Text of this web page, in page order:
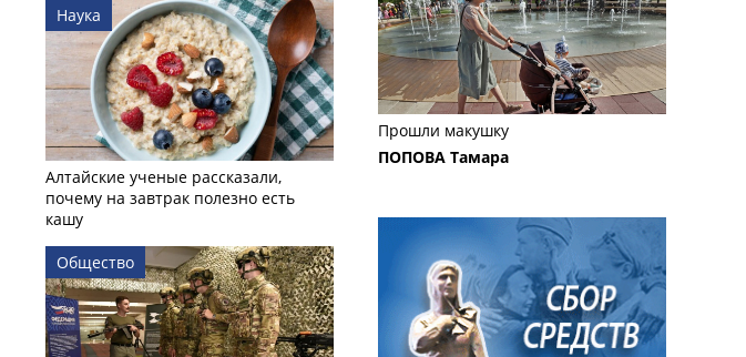
Наука
Алтайские ученые рассказали,
почему на завтрак полезно есть
кашу
Общество
Прошли макушку
ПОПОВА Тамара